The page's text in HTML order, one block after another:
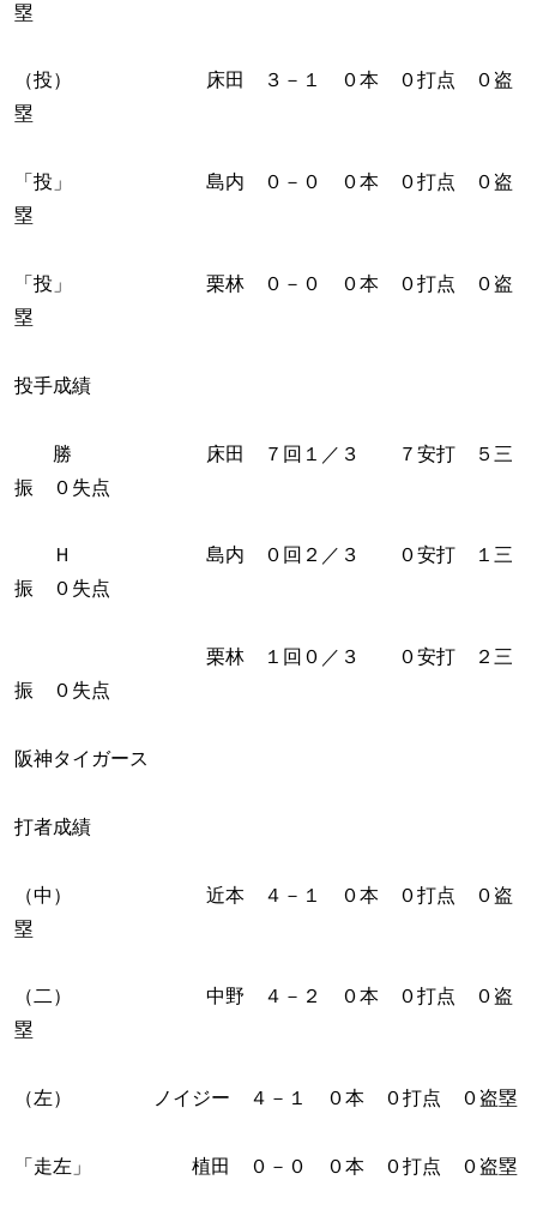
塁
（投） 床田 ３－１ ０本 ０打点 ０盗
塁
「投」 島内 ０－０ ０本 ０打点 ０盗
塁
「投」 栗林 ０－０ ０本 ０打点 ０盗
塁
投手成績
勝 床田 ７回１／３ ７安打 ５三
振 ０失点
Ｈ 島内 ０回２／３ ０安打 １三
振 ０失点
栗林 １回０／３ ０安打 ２三
振 ０失点
阪神タイガース
打者成績
（中） 近本 ４－１ ０本 ０打点 ０盗
塁
（二） 中野 ４－２ ０本 ０打点 ０盗
塁
（左） ノイジー ４－１ ０本 ０打点 ０盗塁
「走左」 植田 ０－０ ０本 ０打点 ０盗塁